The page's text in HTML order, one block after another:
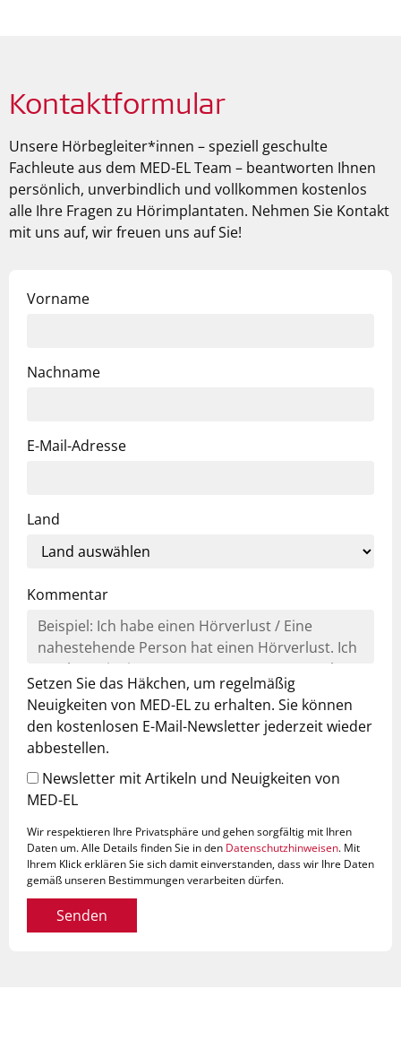
Kontaktformular
Unsere Hörbegleiter*innen – speziell geschulte
Fachleute aus dem MED-EL Team – beantworten Ihnen
persönlich, unverbindlich und vollkommen kostenlos
alle Ihre Fragen zu Hörimplantaten. Nehmen Sie Kontakt
mit uns auf, wir freuen uns auf Sie!
Vorname
Nachname
E-Mail-Adresse
Land
Kommentar
Setzen Sie das Häkchen, um regelmäßig
Neuigkeiten von MED-EL zu erhalten. Sie können
den kostenlosen E-Mail-Newsletter jederzeit wieder
abbestellen.
Newsletter mit Artikeln und Neuigkeiten von
MED-EL
Wir respektieren Ihre Privatsphäre und gehen sorgfältig mit Ihren
Daten um. Alle Details finden Sie in den Datenschutzhinweisen. Mit
Ihrem Klick erklären Sie sich damit einverstanden, dass wir Ihre Daten
gemäß unseren Bestimmungen verarbeiten dürfen.
Senden